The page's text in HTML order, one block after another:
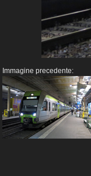
Immagine precedente: